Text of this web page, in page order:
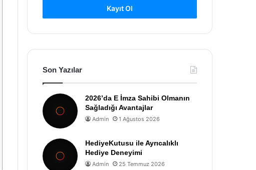
Kayıt Ol
Son Yazılar
2026’da E İmza Sahibi Olmanın
Sağladığı Avantajlar
Admin 1 Ağustos 2026
HediyeKutusu ile Ayrıcalıklı
Hediye Deneyimi
Admin 25 Temmuz 2026